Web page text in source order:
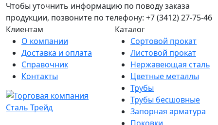
Чтобы уточнить информацию по поводу заказа
продукции, позвоните по телефону: +7 (3412) 27-75-46
Клиентам
О компании
Доставка и оплата
Справочник
Контакты
Каталог
Сортовой прокат
Листовой прокат
Нержавеющая сталь
Цветные металлы
Трубы
Трубы бесшовные
Запорная арматура